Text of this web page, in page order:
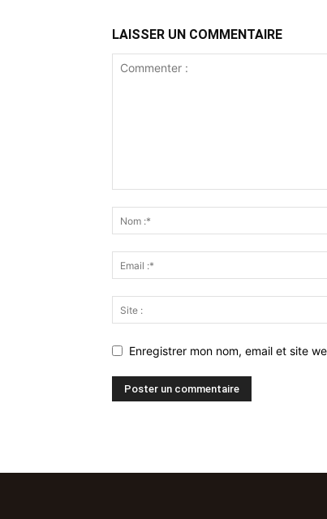
LAISSER UN COMMENTAIRE
Enregistrer mon nom, email et site